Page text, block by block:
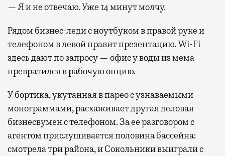
— Я и не отвечаю. Уже 14 минут молчу.
Рядом бизнес-леди с ноутбуком в правой руке и
телефоном в левой правит презентацию. Wi-Fi
здесь дают по запросу — офис у воды из мема
превратился в рабочую опцию.
У бортика, укутанная в парео с узнаваемыми
монограммами, расхаживает другая деловая
бизнесвумен с телефоном. За ее разговором с
агентом прислушивается половина бассейна:
смотрела три района, и Сокольники выиграли с